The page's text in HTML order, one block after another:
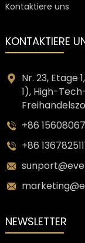
Kontaktiere uns
KONTAKTIERE
Nr. 23, Etage
1), High-
+86
+86
NEWSLETTER